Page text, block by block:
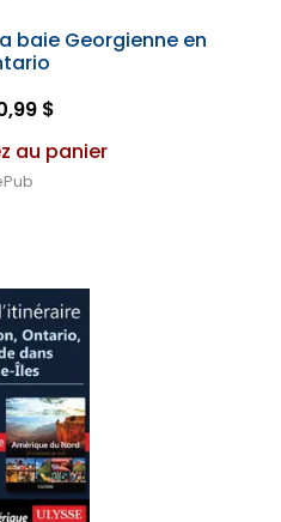
baie Georgienne en
$
au panier